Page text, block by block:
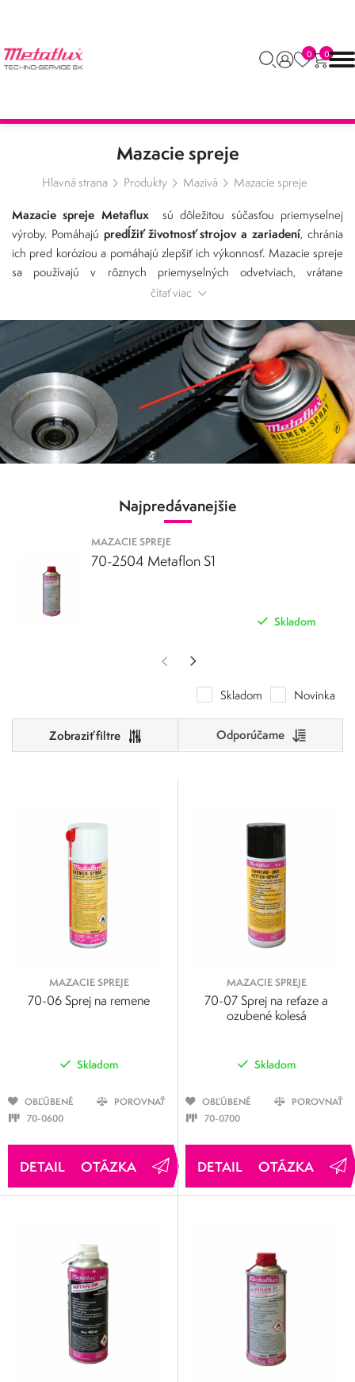
0 0
Mazacie spreje
Hlavná strana Produkty Mazivá Mazacie spreje
Mazacie spreje Metafluxsú dôležitou súčasťou priemyselnej
výroby. Pomáhajú predĺžiť životnosť strojov a zariadení, chránia
ich pred koróziou a pomáhajú zlepšiť ich výkonnosť. Mazacie spreje
sa používajú v rôznych priemyselných odvetviach, vrátane
automobilového priemyslu, strojárskeho priemyslu, potravinárskeho
spreje používajúna mazanie ložisk, reťazí, prevodovieka iných
pohyblivých častí.V strojárskom priemyslesa mazacie spreje
používajú
na mazanie obrábacích strojov, lisov, valcova iných
strojov.V potravinárskom priemyslesa mazacie spreje používajú
namazanie zariadení , ktoré prichádzajú do styku s potravinami.V
stavebníctvesa mazacie spreje používajú na
mazanie stavebných
strojov a zariadení.
čítať viac
Najpredávanejšie
MAZACIE SPREJE
70-2504 Metaflon S1
Skladom
Skladom Novinka
Odporúčame
MAZACIE SPREJE
70-06 Sprej na remene
Skladom
OBĽÚBENÉ
POROVNAŤ
70-0600
OTÁZKA
MAZACIE SPREJE
70-07 Sprej na reťaze a
ozubené kolesá
Skladom
OBĽÚBENÉ
POROVNAŤ
70-0700
OTÁZKA